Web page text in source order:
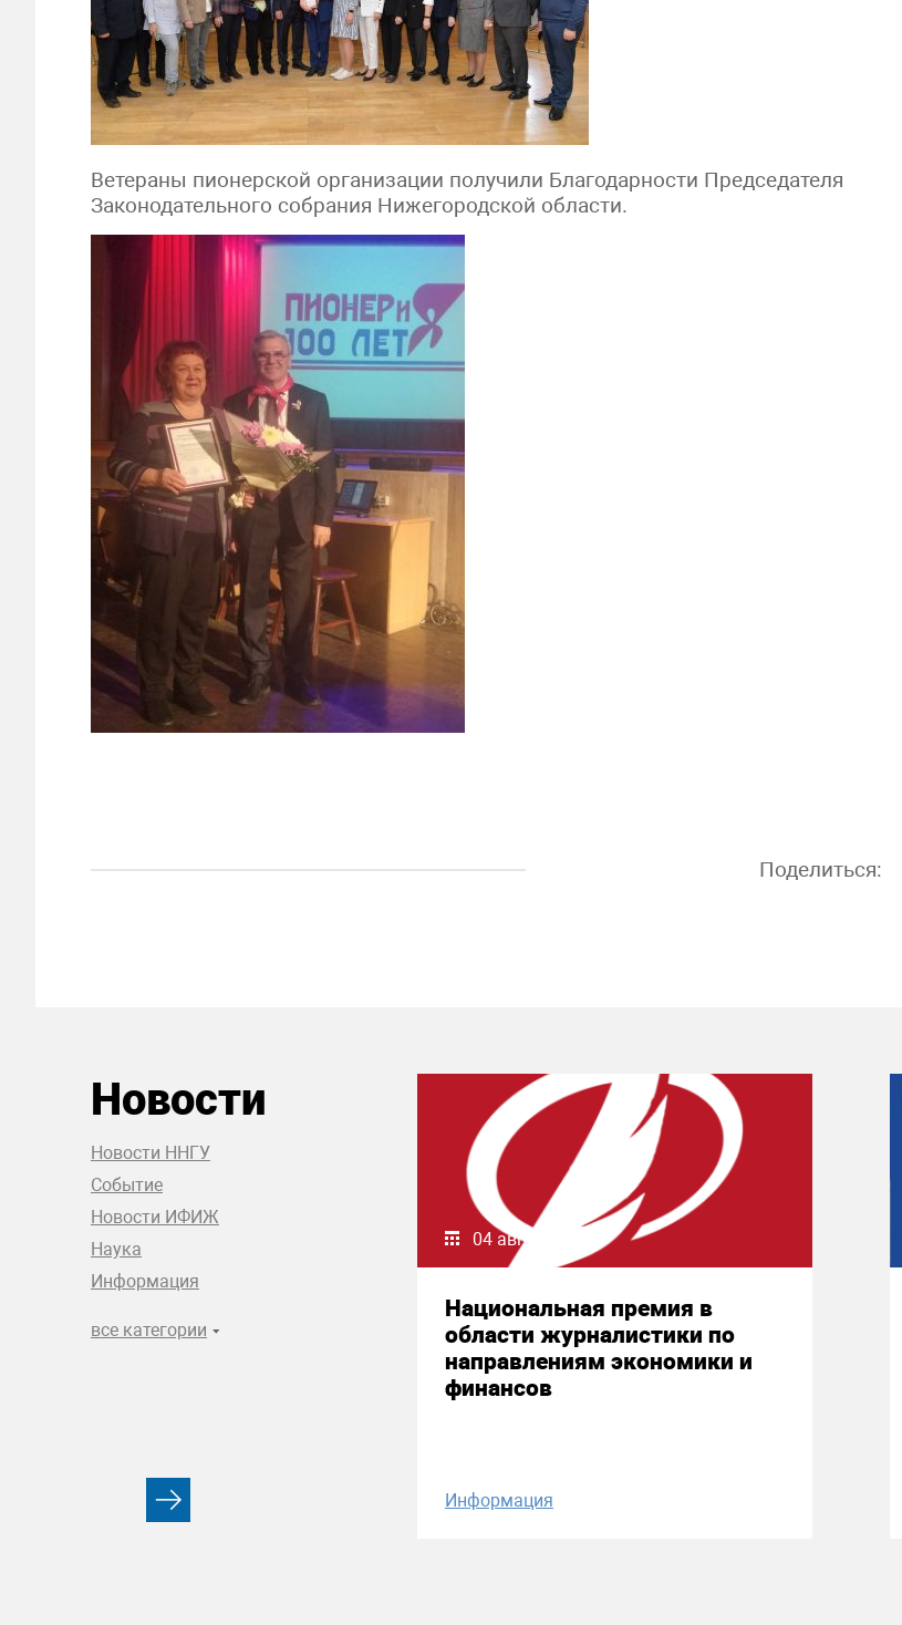
Ветераны пионерской организации получили Благодарности Председателя
Законодательного собрания Нижегородской области.
Поделиться:
Новости
Новости ННГУ
Событие
Новости ИФИЖ
Наука
Информация
все категории
04 августа 2026
Национальная премия в
области журналистики по
направлениям экономики и
финансов
Информация